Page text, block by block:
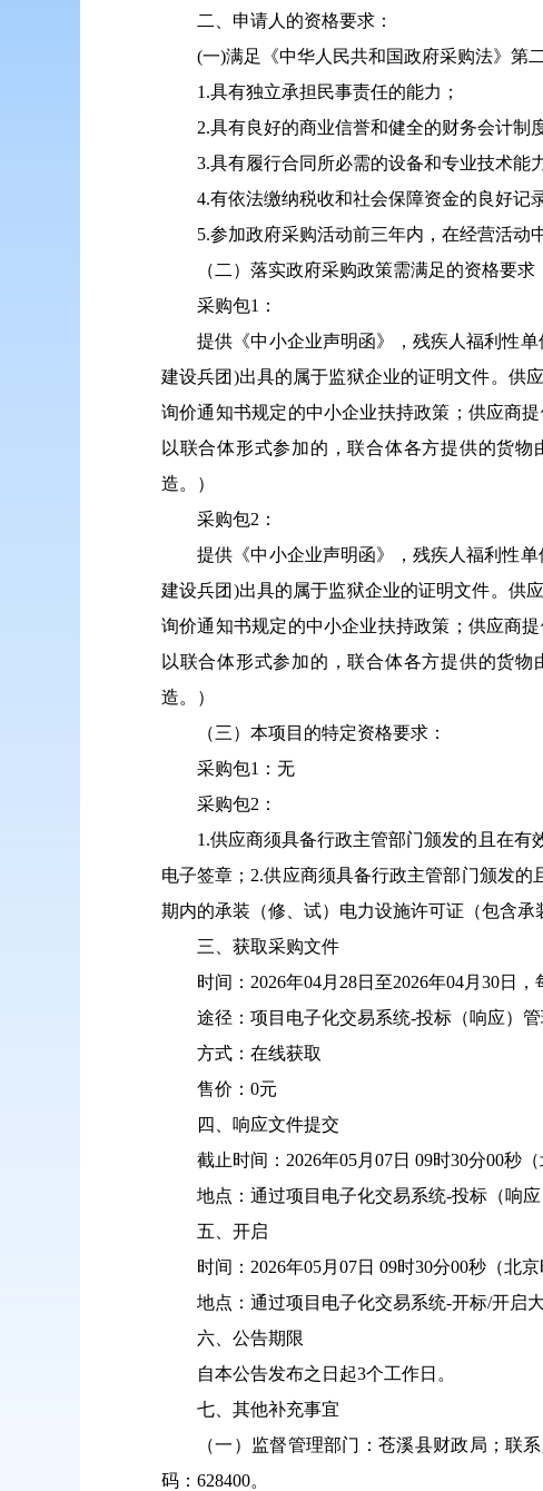
二、申请人的资格要求：
(一)满足《中华人民共和国政府采购法》第
1.具有独立承担民事责任的能力；
2.具有良好的商业信誉和健全的财务会计制
3.具有履行合同所必需的设备和专业技术能
4.有依法缴纳税收和社会保障资金的良好记
5.参加政府采购活动前三年内，在经营活动
（二）落实政府采购政策需满足的资格要求
采购包1：
提供《中小企业声明函》，残疾人福利性
建设兵团)出具的属于监狱企业的证明文件。供
询价通知书规定的中小企业扶持政策；供应商
以联合体形式参加的，联合体各方提供的货
造。）
采购包2：
提供《中小企业声明函》，残疾人福利性
建设兵团)出具的属于监狱企业的证明文件。供
询价通知书规定的中小企业扶持政策；供应商
以联合体形式参加的，联合体各方提供的货
造。）
（三）本项目的特定资格要求：
采购包1：无
采购包2：
1.供应商须具备行政主管部门颁发的且在
电子签章；2.供应商须具备行政主管部门颁发
期内的承装（修、试）电力设施许可证（包含
三、获取采购文件
时间：2026年04月28日至2026年04月30日，
途径：项目电子化交易系统-投标（响应）
方式：在线获取
售价：0元
四、响应文件提交
截止时间：2026年05月07日 09时30分00秒（
地点：通过项目电子化交易系统-投标（响
五、开启
时间：2026年05月07日 09时30分00秒（北京
地点：通过项目电子化交易系统-开标/开启
六、公告期限
自本公告发布之日起3个工作日。
七、其他补充事宜
（一）监督管理部门：苍溪县财政局；联
码：628400。